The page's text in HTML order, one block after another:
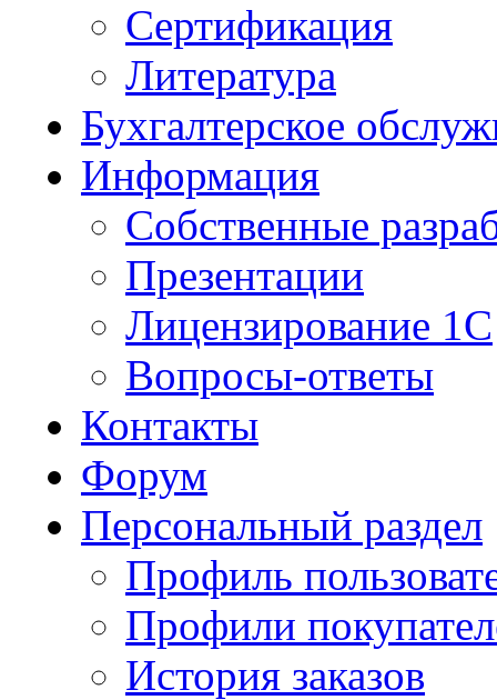
Сертификация
Литература
Бухгалтерское
Информация
Собственные
Презентации
Лицензирование 1С
Вопросы-ответы
Контакты
Форум
Персональный раздел
Профиль
Профили
История заказов